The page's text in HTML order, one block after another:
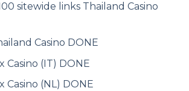
sitewide links Thailand Casino
Casino DONE
Casino (IT) DONE
Casino (NL) DONE